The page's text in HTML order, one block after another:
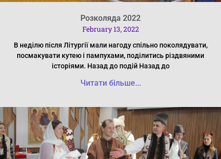
Розколяда 2022
February 13, 2022
В неділю після Літургії мали нагоду спільно поколядувати,
посмакувати кутею і пампухами, поділитись різдвяними
історіями. Назад до подій Назад до
Читати більше...